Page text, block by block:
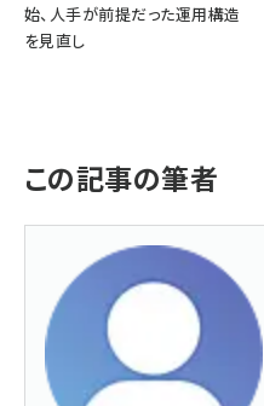
始、人手が前提だった運用構造
を見直し
この記事の筆者